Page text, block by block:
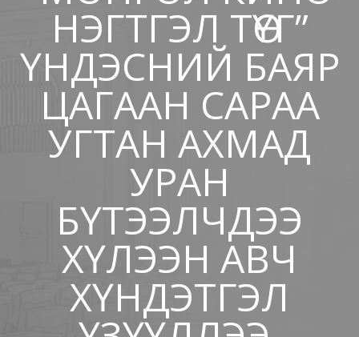
НЭГТГЭЛ ТӨҮГ”
ҮНДЭСНИЙ БАЯР
ЦАГААН САРАА
УГТАН АХМАД
УРАН
БҮТЭЭЛЧДЭЭ
ХҮЛЭЭН АВЧ
ХҮНДЭТГЭЛ